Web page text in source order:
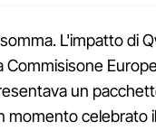
L'impatto di
Commisisone
un
momento celebrato